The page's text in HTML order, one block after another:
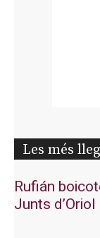
Les més
Rufián
Junts